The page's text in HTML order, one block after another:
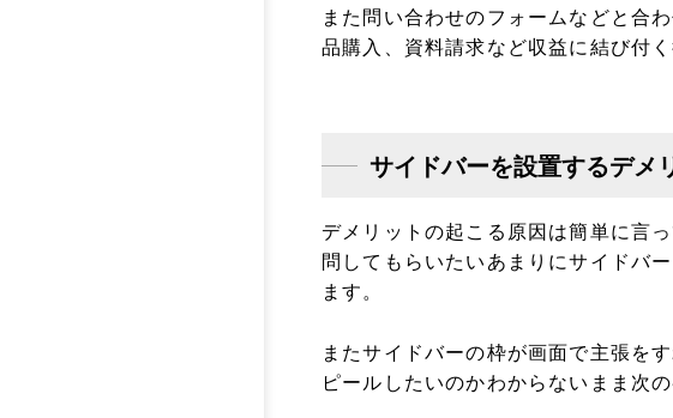
また問い合わせのフォームなどと合
品購入、資料請求など収益に結び付
サイドバーを設置するデメ
デメリットの起こる原因は簡単に言
問してもらいたいあまりにサイドバ
ます。
またサイドバーの枠が画面で主張を
ピールしたいのかわからないまま次